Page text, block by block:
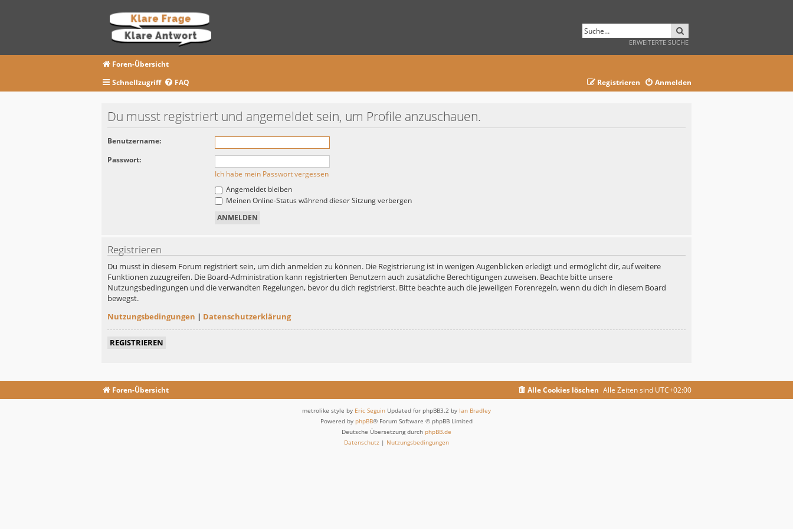
ERWEITERTE SUCHE
Foren-Übersicht
Schnellzugriff
FAQ Anmelden
Registrieren
Du musst registriert und angemeldet sein, um Profile anzuschauen.
Benutzername:
Passwort:
Ich habe mein Passwort vergessen
Angemeldet bleiben
Meinen Online-Status während dieser Sitzung verbergen
Registrieren
Du musst in diesem Forum registriert sein, um dich anmelden zu können. Die Registrierung ist in wenigen Augenblicken erledigt und ermöglicht dir, auf weitere
Funktionen zuzugreifen. Die Board-Administration kann registrierten Benutzern auch zusätzliche Berechtigungen zuweisen. Beachte bitte unsere
Nutzungsbedingungen und die verwandten Regelungen, bevor du dich registrierst. Bitte beachte auch die jeweiligen Forenregeln, wenn du dich in diesem Board
bewegst.
Nutzungsbedingungen | Datenschutzerklärung
REGISTRIEREN
Foren-Übersicht Alle Zeiten sind UTC+02:00
Alle Cookies löschen
metrolike style by Eric Seguin Updated for phpBB3.2 by Ian Bradley
Powered by phpBB® Forum Software © phpBB Limited
Deutsche Übersetzung durch phpBB.de
Datenschutz | Nutzungsbedingungen